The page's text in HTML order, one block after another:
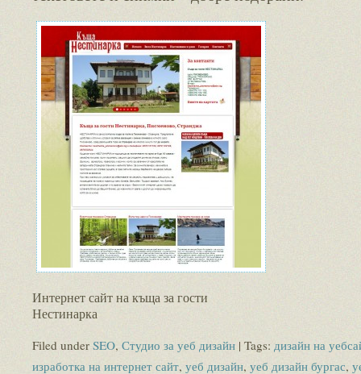
Интернет сайт на къща за гости
Нестинарка
Filed under SEO, Студио за уеб дизайн | Tags: дизайн на
изработка на интернет сайт, уеб дизайн, уеб дизайн бургас,